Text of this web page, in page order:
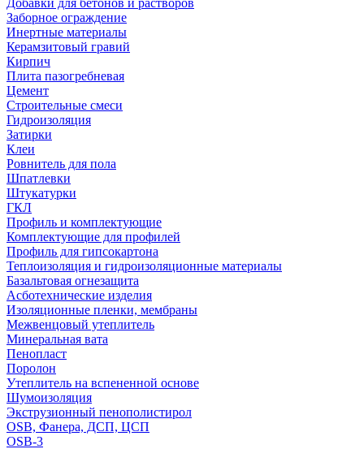
Добавки для бетонов и растворов
Заборное ограждение
Инертные материалы
Керамзитовый гравий
Кирпич
Плита пазогребневая
Цемент
Строительные смеси
Гидроизоляция
Затирки
Клеи
Ровнитель для пола
Шпатлевки
Штукатурки
ГКЛ
Профиль и комплектующие
Комплектующие для профилей
Профиль для гипсокартона
Теплоизоляция и гидроизоляционные материалы
Базальтовая огнезащита
Асботехнические изделия
Изоляционные пленки, мембраны
Межвенцовый утеплитель
Минеральная вата
Пенопласт
Поролон
Утеплитель на вспененной основе
Шумоизоляция
Экструзионный пенополистирол
OSB, Фанера, ДСП, ЦСП
OSB-3